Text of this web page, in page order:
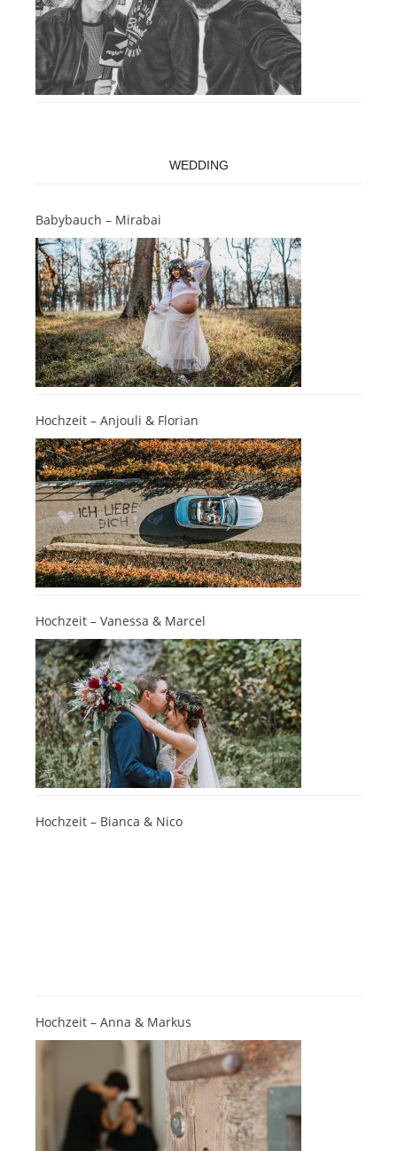
WEDDING
Babybauch – Mirabai
Hochzeit – Anjouli & Florian
Hochzeit – Vanessa & Marcel
Hochzeit – Bianca & Nico
Hochzeit – Anna & Markus